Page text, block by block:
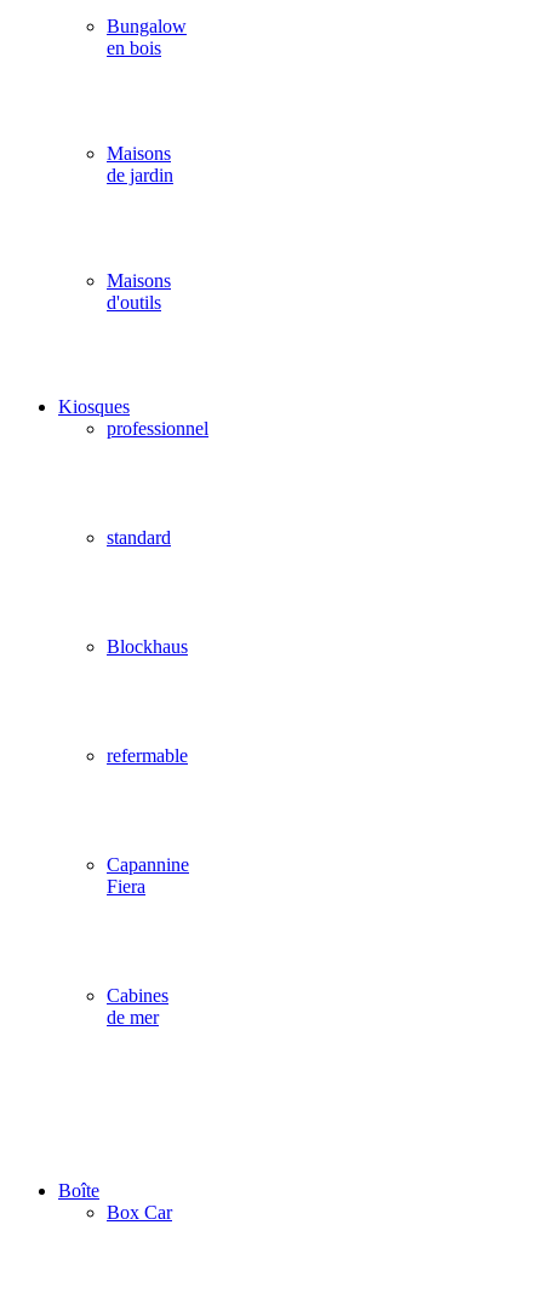
Bungalow
en bois
Maisons
de jardin
Maisons
d'outils
Kiosques
professionnel
standard
Blockhaus
refermable
Capannine
Fiera
Cabines
de mer
Boîte
Box Car